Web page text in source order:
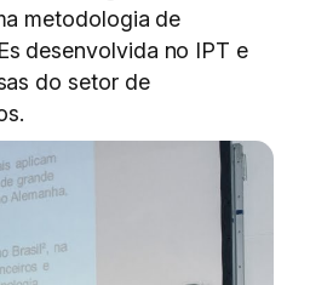
metodologia de
desenvolvida no IPT e
do setor de